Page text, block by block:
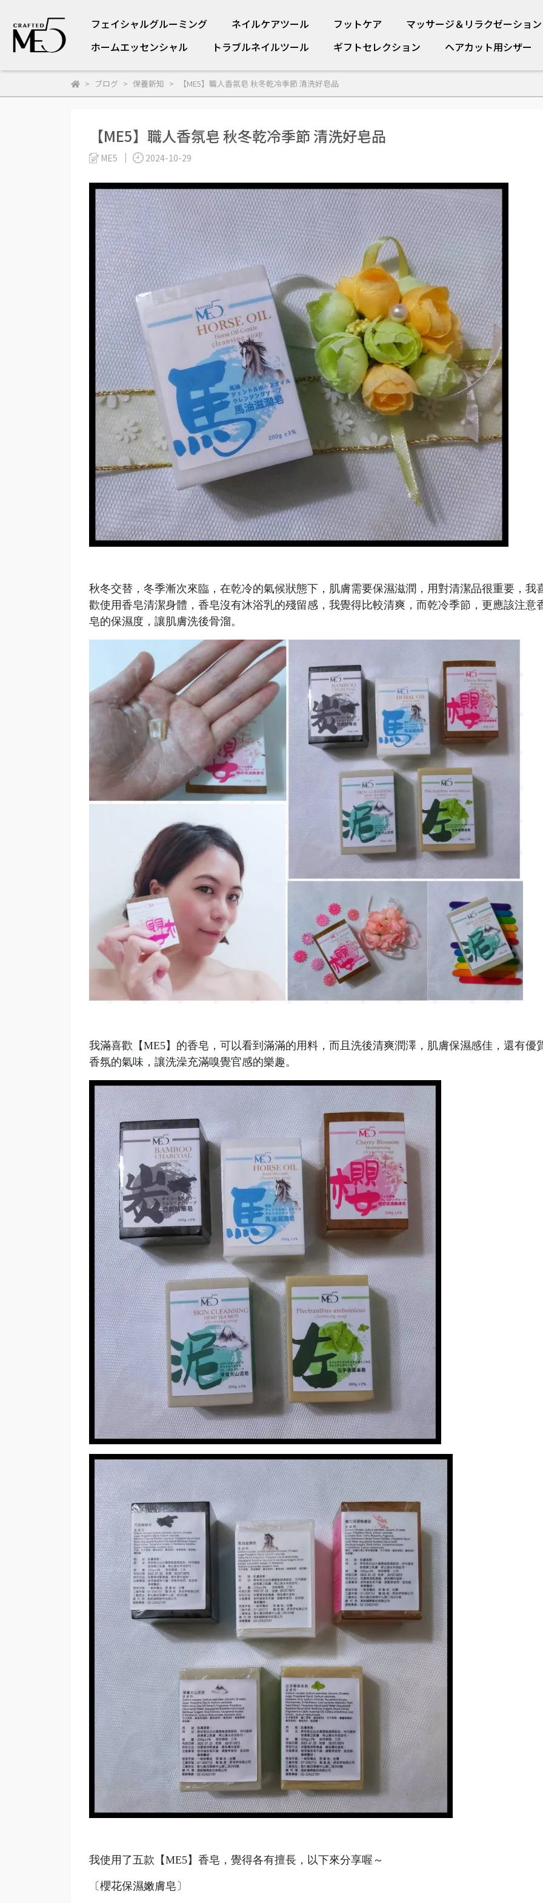
フェイシャルグルーミング ネイルケアツール フットケア
マッサージ＆リラクゼーション
ホームエッセンシャル
トラブルネイルツール ギフトセレクション ヘアカット用シザー
ブログ 保養新知 【ME5】職人香氛皂 秋冬乾冷季節 清洗好皂品
【ME5】職人香氛皂 秋冬乾冷季節 清洗好皂品
ME5 2024-10-29
秋冬交替，冬季漸次來臨，在乾冷的氣候狀態下，肌膚需要保濕滋潤，用對清潔品很重要，我
歡使用香皂清潔身體，香皂沒有沐浴乳的殘留感，我覺得比較清爽，而乾冷季節，更應該注意
皂的保濕度，讓肌膚洗後骨溜。
我滿喜歡【ME5】的香皂，可以看到滿滿的用料，而且洗後清爽潤澤，肌膚保濕感佳，還有優
香氛的氣味，讓洗澡充滿嗅覺官感的樂趣。
我使用了五款【ME5】香皂，覺得各有擅長，以下來分享喔～
〔櫻花保濕嫩膚皂〕